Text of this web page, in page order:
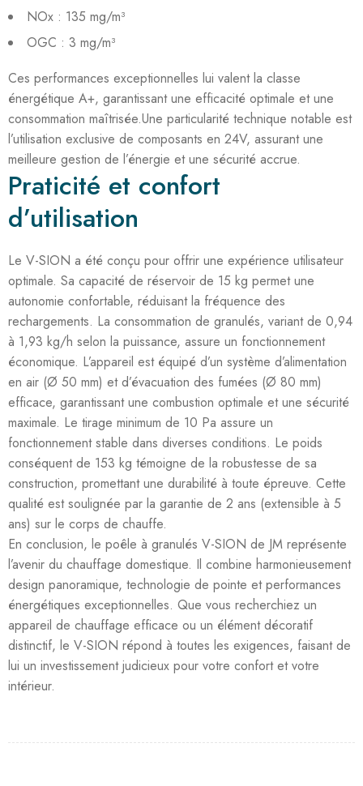
NOx : 135 mg/m³
OGC : 3 mg/m³
Ces performances exceptionnelles lui valent la classe
énergétique A+, garantissant une efficacité optimale et une
consommation maîtrisée.Une particularité technique notable est
l’utilisation exclusive de composants en 24V, assurant une
meilleure gestion de l’énergie et une sécurité accrue.
Praticité et confort
d’utilisation
Le V-SION a été conçu pour offrir une expérience utilisateur
optimale. Sa capacité de réservoir de 15 kg permet une
autonomie confortable, réduisant la fréquence des
rechargements. La consommation de granulés, variant de 0,94
à 1,93 kg/h selon la puissance, assure un fonctionnement
économique. L’appareil est équipé d’un système d’alimentation
en air (Ø 50 mm) et d’évacuation des fumées (Ø 80 mm)
efficace, garantissant une combustion optimale et une sécurité
maximale. Le tirage minimum de 10 Pa assure un
fonctionnement stable dans diverses conditions. Le poids
conséquent de 153 kg témoigne de la robustesse de sa
construction, promettant une durabilité à toute épreuve. Cette
qualité est soulignée par la garantie de 2 ans (extensible à 5
ans) sur le corps de chauffe.
En conclusion, le poêle à granulés V-SION de JM représente
l’avenir du chauffage domestique. Il combine harmonieusement
design panoramique, technologie de pointe et performances
énergétiques exceptionnelles. Que vous recherchiez un
appareil de chauffage efficace ou un élément décoratif
distinctif, le V-SION répond à toutes les exigences, faisant de
lui un investissement judicieux pour votre confort et votre
intérieur.